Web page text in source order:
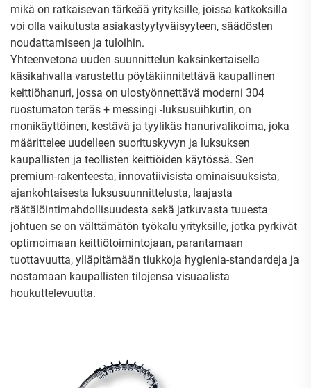
mikä on ratkaisevan tärkeää yrityksille, joissa katkoksilla
voi olla vaikutusta asiakastyytyväisyyteen, säädösten
noudattamiseen ja tuloihin.
Yhteenvetona uuden suunnittelun kaksinkertaisella
käsikahvalla varustettu pöytäkiinnitettävä kaupallinen
keittiöhanuri, jossa on ulostyönnettävä moderni 304
ruostumaton teräs + messingi -luksusuihkutin, on
monikäyttöinen, kestävä ja tyylikäs hanurivalikoima, joka
määrittelee uudelleen suorituskyvyn ja luksuksen
kaupallisten ja teollisten keittiöiden käytössä. Sen
premium-rakenteesta, innovatiivisista ominaisuuksista,
ajankohtaisesta luksusuunnittelusta, laajasta
räätälöintimahdollisuudesta sekä jatkuvasta tuuesta
johtuen se on välttämätön työkalu yrityksille, jotka pyrkivät
optimoimaan keittiötoimintojaan, parantamaan
tuottavuutta, ylläpitämään tiukkoja hygienia-standardeja ja
nostamaan kaupallisten tilojensa visuaalista
houkuttelevuutta.